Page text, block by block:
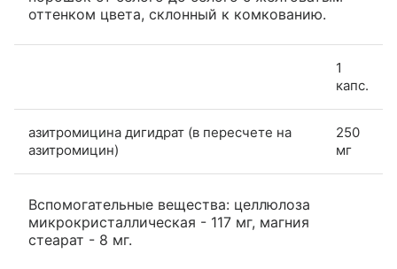
оттенком цвета, склонный к комкованию.
1
капс.
азитромицина дигидрат (в пересчете на
азитромицин)
250
мг
Вспомогательные вещества: целлюлоза
микрокристаллическая - 117 мг, магния
стеарат - 8 мг.